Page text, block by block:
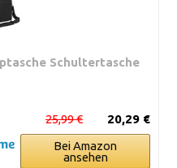
Schultertasche
20,29 €
25,99 €
Bei Amazon
ansehen